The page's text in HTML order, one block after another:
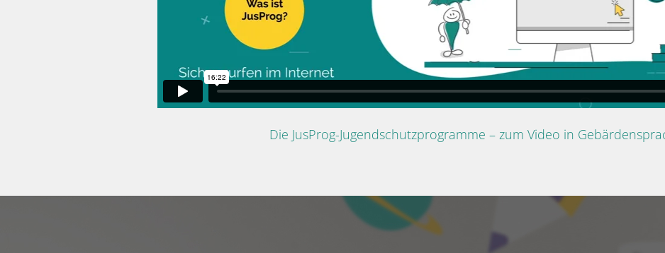
Die JusProg-Jugendschutzprogramme – zum Video in